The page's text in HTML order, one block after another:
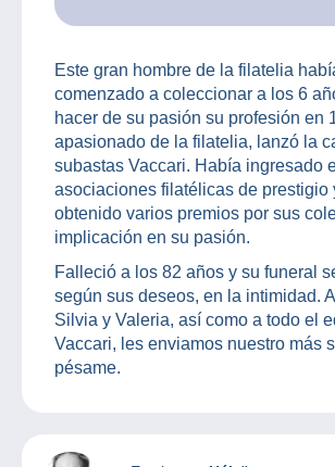
Este gran hombre de la filatelia
comenzado a coleccionar a los 6
hacer de su pasión su profesión en
apasionado de la filatelia, lanzó la
subastas Vaccari. Había ingresado
asociaciones filatélicas de prestigio
obtenido varios premios por sus
implicación en su pasión.
Falleció a los 82 años y su funeral
según sus deseos, en la intimidad.
Silvia y Valeria, así como a todo el
Vaccari, les enviamos nuestro más
pésame.